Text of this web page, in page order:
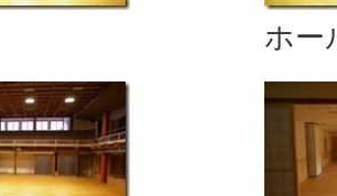
ホー